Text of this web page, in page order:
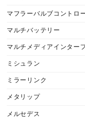
マフラーバルブコントロ
マルチバッテリー
マルチメディアインター
ミシュラン
ミラーリンク
メタリップ
メルセデス